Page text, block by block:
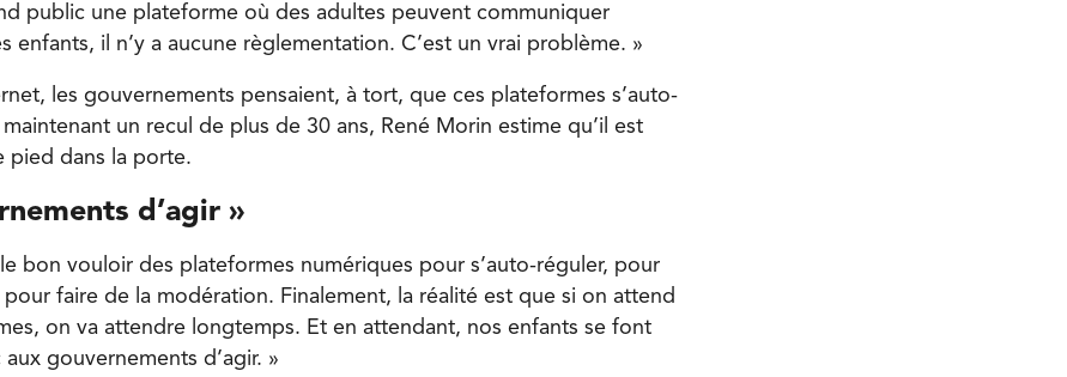
public une plateforme où des adultes peuvent communiquer
enfants, il n’y a aucune règlementation. C’est un vrai problème. »
les gouvernements pensaient, à tort, que ces plateformes s’auto-
un recul de plus de 30 ans, René Morin estime qu’il est
pied dans la porte.
d’agir »
bon vouloir des plateformes numériques pour s’auto-réguler, pour
faire de la modération. Finalement, la réalité est que si on attend
on va attendre longtemps. Et en attendant, nos enfants se font
aux gouvernements d’agir. »